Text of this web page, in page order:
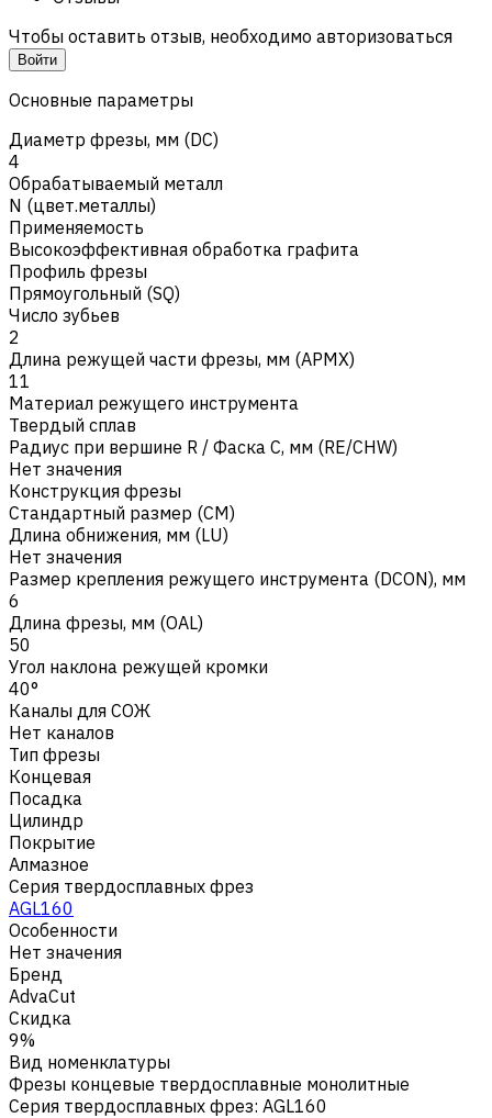
Чтобы оставить отзыв, необходимо авторизоваться
Войти
Основные параметры
Диаметр фрезы, мм (DC)
4
Обрабатываемый металл
N (цвет.металлы)
Применяемость
Высокоэффективная обработка графита
Профиль фрезы
Прямоугольный (SQ)
Число зубьев
2
Длина режущей части фрезы, мм (APMX)
11
Материал режущего инструмента
Твердый сплав
Радиус при вершине R / Фаска C, мм (RE/CHW)
Нет значения
Конструкция фрезы
Стандартный размер (CM)
Длина обнижения, мм (LU)
Нет значения
Размер крепления режущего инструмента (DCON), мм
6
Длина фрезы, мм (OAL)
50
Угол наклона режущей кромки
40°
Каналы для СОЖ
Нет каналов
Тип фрезы
Концевая
Посадка
Цилиндр
Покрытие
Алмазное
Серия твердосплавных фрез
AGL160
Особенности
Нет значения
Бренд
AdvaCut
Скидка
9%
Вид номенклатуры
Фрезы концевые твердосплавные монолитные
Серия твердосплавных фрез: AGL160